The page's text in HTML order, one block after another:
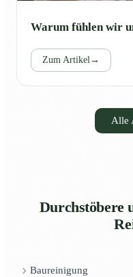
Warum fühlen wir
Zum Artikel→
Alle
Durchstöbere
Baureinigung